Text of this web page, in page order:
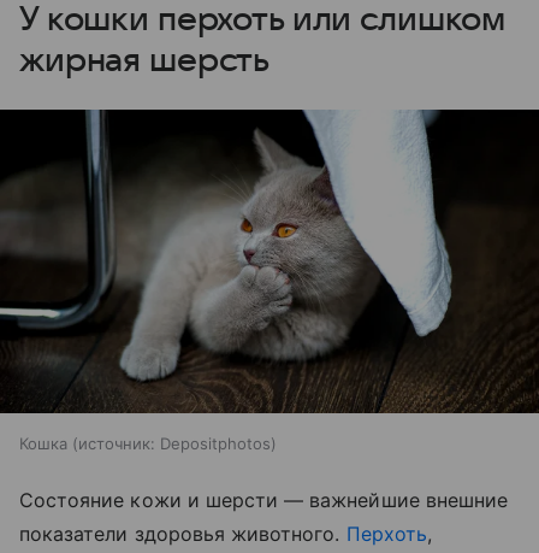
У кошки перхоть или слишком
жирная шерсть
Кошка источник: Depositphotos
Состояние кожи и шерсти — важнейшие внешние
показатели здоровья животного. Перхоть,